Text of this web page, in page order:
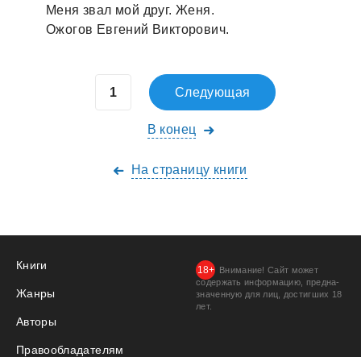
Меня звaл мой друг. Женя.
Ожогов Евгений Викторович.
Следующая
В конец
На страницу книги
Книги
Жанры
Авторы
Правообладателям
Внимание! Сайт может
содержать информацию, предна­
значенную для лиц, дости­гших 18
лет.